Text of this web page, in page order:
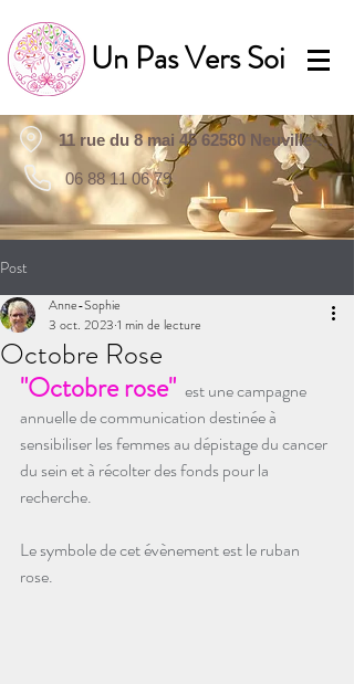
Un Pas Vers Soi
11 rue du 8 mai 45 62580 Neuville-Saint-Vaast
06 88 11 06 79
Post
Octobre Rose
Anne-Sophie
3 oct. 2023 1 min de lecture
"Octobre rose" est une campagne
annuelle de communication destinée à
sensibiliser les femmes au dépistage du cancer
du sein et à récolter des fonds pour la
recherche.
Le symbole de cet évènement est le ruban
rose.